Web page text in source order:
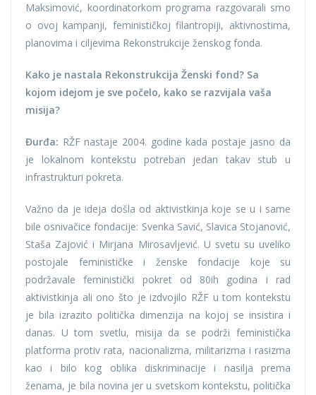
Maksimović, koordinatorkom programa razgovarali smo
o ovoj kampanji, feminističkoj filantropiji, aktivnostima,
planovima i ciljevima Rekonstrukcije ženskog fonda.
Kako je nastala Rekonstrukcija Ženski fond? Sa
kojom idejom je sve počelo, kako se razvijala vaša
misija?
Đurđa: RŽF nastaje 2004. godine kada postaje jasno da
je lokalnom kontekstu potreban jedan takav stub u
infrastrukturi pokreta.
Važno da je ideja došla od aktivistkinja koje se u i same
bile osnivačice fondacije: Svenka Savić, Slavica Stojanović,
Staša Zajović i Mirjana Mirosavljević. U svetu su uveliko
postojale feminističke i ženske fondacije koje su
podržavale feministički pokret od 80ih godina i rad
aktivistkinja ali ono što je izdvojilo RŽF u tom kontekstu
je bila izrazito politička dimenzija na kojoj se insistira i
danas. U tom svetlu, misija da se podrži feministička
platforma protiv rata, nacionalizma, militarizma i rasizma
kao i bilo kog oblika diskriminacije i nasilja prema
ženama, je bila novina jer u svetskom kontekstu, politička